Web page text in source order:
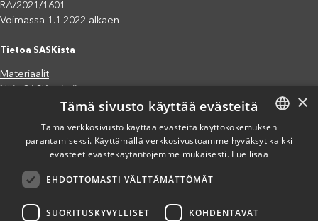
RA/2021/1601
Voimassa 1.1.2022 alkaen
Tietoa SASKista
Materiaalit
Jäsenjärjestöt
Saavutettavuusseloste
Tietosuojaseloste
Eettiset periaatteet (pdf)
Lahjoita
Osallistu
FINNISH
×
Tämä sivusto käyttää evästeitä
Tämä verkkosivusto käyttää evästeitä käyttökokemuksen
parantamiseksi. Käyttämällä verkkosivustoamme hyväksyt kaikki
evästeet evästekäytäntöjemme mukaisesti. Lue lisää
EHDOTTOMASTI VÄLTTÄMÄTTÖMÄT
SUORITUSKYVYLLISET KOHDENTAVAT